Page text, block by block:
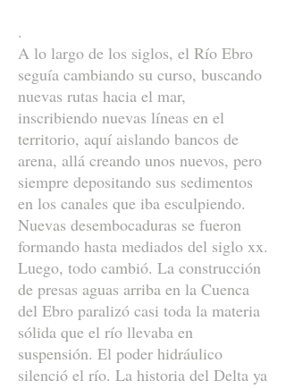
.
A lo largo de los siglos, el Río Ebro
seguía cambiando su curso, buscando
nuevas rutas hacia el mar,
inscribiendo nuevas líneas en el
territorio, aquí aislando bancos de
arena, allá creando unos nuevos, pero
siempre depositando sus sedimentos
en los canales que iba esculpiendo.
Nuevas desembocaduras se fueron
formando hasta mediados del siglo xx.
Luego, todo cambió. La construcción
de presas aguas arriba en la Cuenca
del Ebro paralizó casi toda la materia
sólida que el río llevaba en
suspensión. El poder hidráulico
silenció el río. La historia del Delta ya